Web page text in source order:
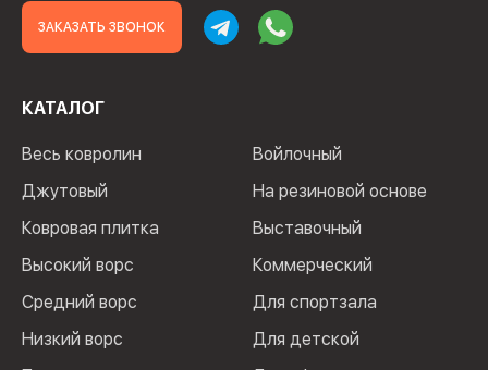
ЗАКАЗАТЬ ЗВОНОК
КАТАЛОГ
Весь ковролин
Джутовый
Ковровая плитка
Высокий ворс
Средний ворс
Низкий ворс
Войлочный
На резиновой основе
Выставочный
Коммерческий
Для спортзала
Для детской